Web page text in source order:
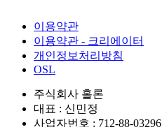
이용약관
이용약관 - 크리에이터
개인정보처리방침
OSL
주식회사 홀론
대표 : 신민정
사업자번호 : 712-88-03296